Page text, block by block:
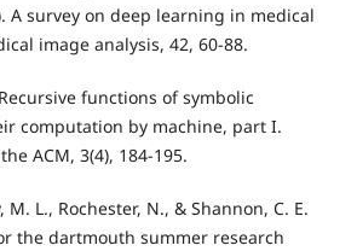
A survey on deep learning in medical
image analysis, 42, 60-88.
functions of symbolic
computation by machine, part I.
ACM, 3(4), 184-195.
M. L., Rochester, N., & Shannon, C. E.
the dartmouth summer research